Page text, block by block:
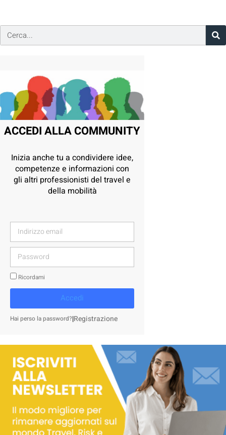
ACCEDI ALLA COMMUNITY
Inizia anche tu a condividere idee,
competenze e informazioni con
gli altri professionisti del travel e
della mobilità
Ricordami
Accedi
Hai perso la password?|Registrazione